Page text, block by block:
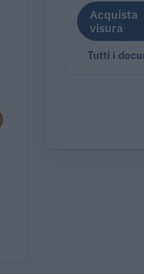
Acquista
visura
Tutti i